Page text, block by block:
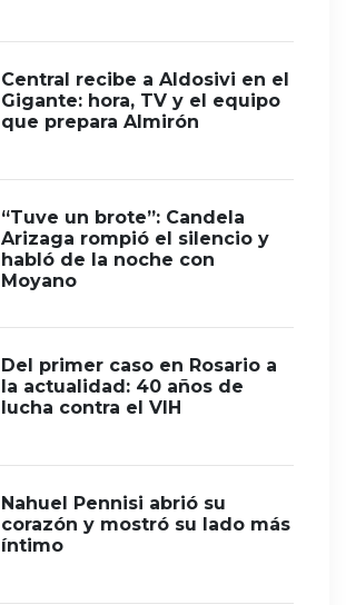
Central recibe a Aldosivi en el
Gigante: hora, TV y el equipo
que prepara Almirón
“Tuve un brote”: Candela
Arizaga rompió el silencio y
habló de la noche con
Moyano
Del primer caso en Rosario a
la actualidad: 40 años de
lucha contra el VIH
Nahuel Pennisi abrió su
corazón y mostró su lado más
íntimo